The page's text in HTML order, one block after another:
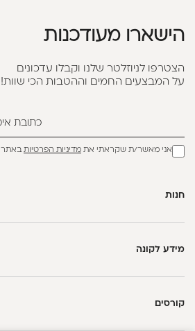
הישארו מעודכנות
הצטרפו לניוזלטר שלנו וקבלו עדכונים
על המבצעים החמים וההטבות הכי שוות!
אני מאשר/ת שקראתי את מדיניות הפרטיותבאתר
חנות
מידע לקונה
קורסים